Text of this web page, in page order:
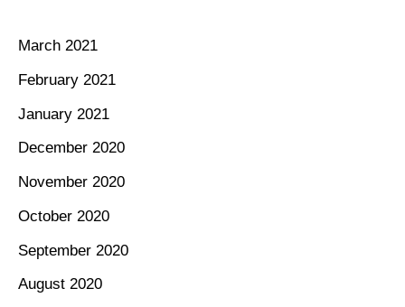
March 2021
February 2021
January 2021
December 2020
November 2020
October 2020
September 2020
August 2020